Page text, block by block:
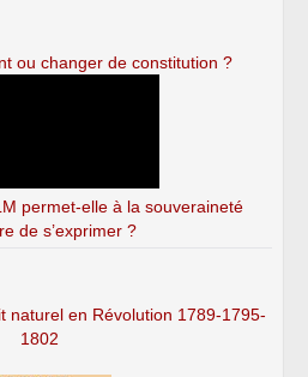
ou changer de constitution ?
permet-elle à la souveraineté
de s’exprimer ?
naturel en Révolution 1789-1795-
1802